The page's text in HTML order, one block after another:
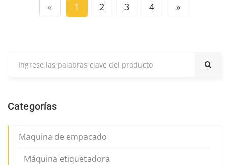
« 1 2 3 4 »
Categorías
Maquina de empacado
Máquina etiquetadora